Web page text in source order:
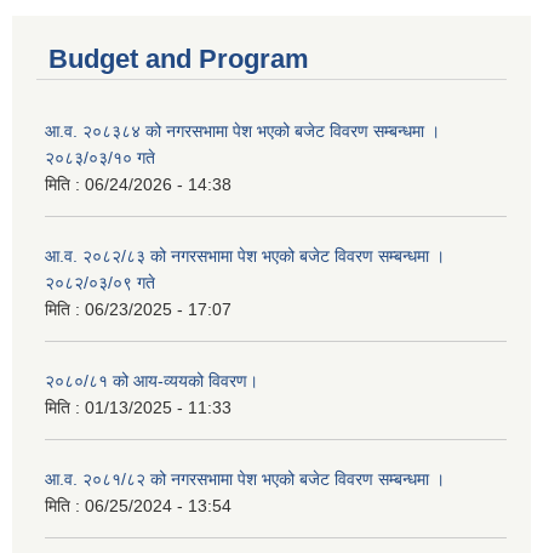
Budget and Program
आ.व. २०८३८४ को नगरसभामा पेश भएको बजेट विवरण सम्बन्धमा ।
२०८३/०३/१० गते
मिति : 06/24/2026 - 14:38
आ.व. २०८२/८३ को नगरसभामा पेश भएको बजेट विवरण सम्बन्धमा ।
२०८२/०३/०९ गते
मिति : 06/23/2025 - 17:07
२०८०/८१ को आय-व्ययको विवरण।
मिति : 01/13/2025 - 11:33
आ.व. २०८१/८२ को नगरसभामा पेश भएको बजेट विवरण सम्बन्धमा ।
मिति : 06/25/2024 - 13:54